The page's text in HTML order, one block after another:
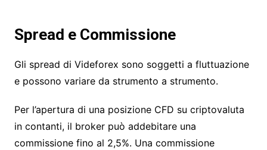
Spread e Commissione
Gli spread di Videforex sono soggetti a fluttuazione
e possono variare da strumento a strumento.
Per l’apertura di una posizione CFD su criptovaluta
in contanti, il broker può addebitare una
commissione fino al 2,5%. Una commissione